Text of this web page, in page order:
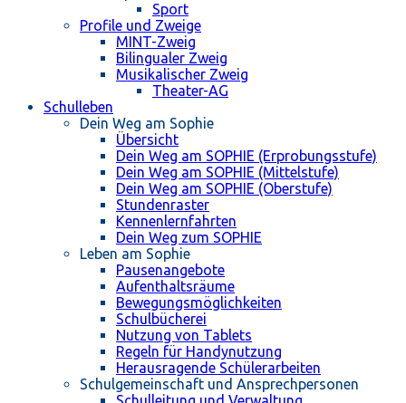
Sport
Profile und Zweige
MINT-Zweig
Bilingualer Zweig
Musikalischer Zweig
Theater-AG
Schulleben
Dein Weg am Sophie
Übersicht
Dein Weg am SOPHIE (Erprobungsstufe)
Dein Weg am SOPHIE (Mittelstufe)
Dein Weg am SOPHIE (Oberstufe)
Stundenraster
Kennenlernfahrten
Dein Weg zum SOPHIE
Leben am Sophie
Pausenangebote
Aufenthaltsräume
Bewegungsmöglichkeiten
Schulbücherei
Nutzung von Tablets
Regeln für Handynutzung
Herausragende Schülerarbeiten
Schulgemeinschaft und Ansprechpersonen